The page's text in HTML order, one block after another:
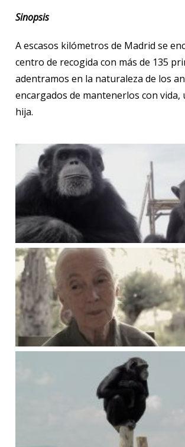
Sinopsis
A escasos kilómetros de Madrid se
centro de recogida con más de 135
adentramos en la naturaleza de los
encargados de mantenerlos con vida,
hija.